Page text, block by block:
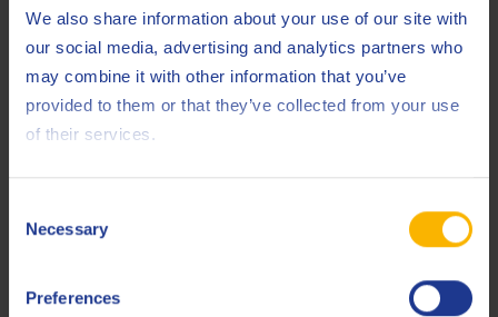
We also share information about your use of our site with
our social media, advertising and analytics partners who
may combine it with other information that you’ve
provided to them or that they’ve collected from your use
of their services.
Selection
Necessary
Preferences
Mack EO-S 4.5
Se deben seguir las recomendaciones del fabricante